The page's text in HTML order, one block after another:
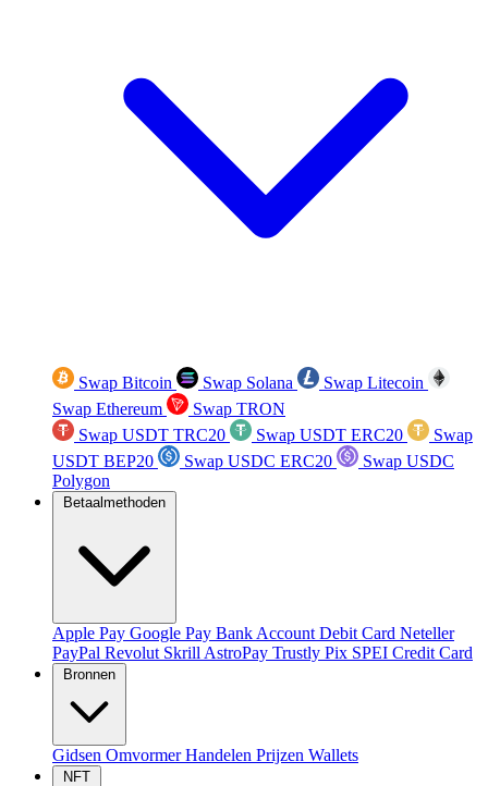
Swap Bitcoin Swap Solana
Swap Litecoin
Swap Ethereum
Swap TRON
Swap USDT TRC20
Swap USDT ERC20
Swap
USDT BEP20
Swap USDC ERC20
Swap USDC
Polygon
Betaalmethoden
Apple Pay Google Pay Bank Account Debit Card Neteller
PayPal Revolut Skrill AstroPay Trustly Pix SPEI Credit Card
Bronnen
Gidsen OmvormerHandelen Prijzen Wallets
NFT